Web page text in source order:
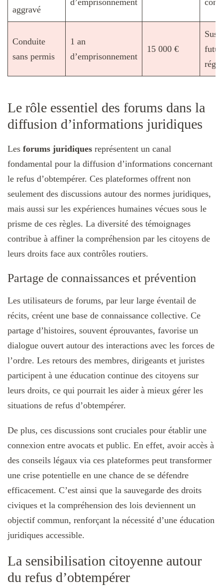
aggravé
d’emprisonnement
Conduite
sans permis
1 an
d’emprisonnement
15 000 €
futur
Le rôle essentiel des forums dans la
diffusion d’informations juridiques
Les forums juridiques représentent un canal
fondamental pour la diffusion d’informations concernant
le refus d’obtempérer. Ces plateformes offrent non
seulement des discussions autour des normes juridiques,
mais aussi sur les expériences humaines vécues sous le
prisme de ces règles. La diversité des témoignages
contribue à affiner la compréhension par les citoyens de
leurs droits face aux contrôles routiers.
Partage de connaissances et prévention
Les utilisateurs de forums, par leur large éventail de
récits, créent une base de connaissance collective. Ce
partage d’histoires, souvent éprouvantes, favorise un
dialogue ouvert autour des interactions avec les forces de
l’ordre. Les retours des membres, dirigeants et juristes
participent à une éducation continue des citoyens sur
leurs droits, ce qui pourrait les aider à mieux gérer les
situations de refus d’obtempérer.
De plus, ces discussions sont cruciales pour établir une
connexion entre avocats et public. En effet, avoir accès à
des conseils légaux via ces plateformes peut transformer
une crise potentielle en une chance de se défendre
efficacement. C’est ainsi que la sauvegarde des droits
civiques et la compréhension des lois deviennent un
objectif commun, renforçant la nécessité d’une éducation
juridiques accessible.
La sensibilisation citoyenne autour
du refus d’obtempérer